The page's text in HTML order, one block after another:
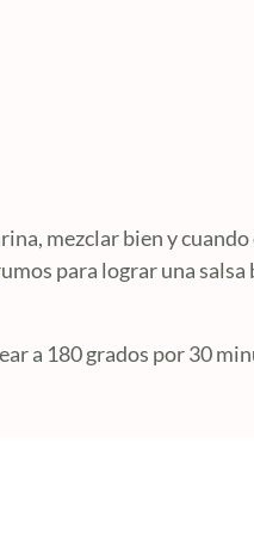
mezclar bien y
para lograr una
a 180 grados por 30